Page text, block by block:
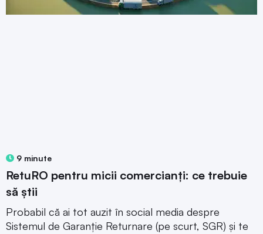
9 minute
RetuRO pentru micii comercianți: ce trebuie
să știi
Probabil că ai tot auzit în social media despre
Sistemul de Garanție Returnare (pe scurt, SGR) și te